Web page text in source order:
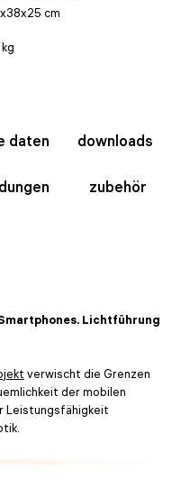
cm
kg
daten downloads
zubehör
Lichtführung
verwischt die Grenzen
der mobilen
Leistungsfähigkeit